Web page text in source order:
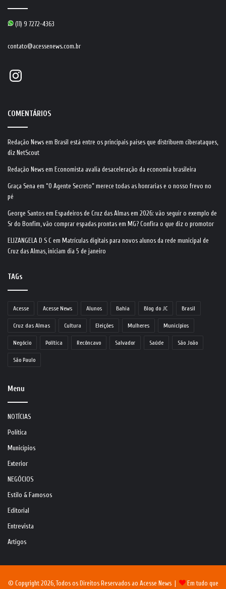
(11) 9 7272-4363
contato@acessenews.com.br
Instagram
COMENTÁRIOS
Redação News em Brasil está entre os principais países que distribuem ciberataques,
diz NetScout
Redação News em Economista avalia desaceleração da economia brasileira
Graça Sena em “O Agente Secreto” merece todas as honrarias e o nosso frevo no
pé
George Santos em Espadeiros de Cruz das Almas em 2026: vão seguir o exemplo de
Sr do Bonfim, vão comprar espadas prontas em MG? Confira o que diz o promotor
ELIZANGELA D S C em Matrículas digitais para novos alunos da rede municipal de
Cruz das Almas, iniciam dia 5 de janeiro
TAGs
Acesse Acesse News Alunos Bahia Blog do JC Brasil
Cruz das Almas Cultura Eleições Mulheres Municípios
Negócio Política Recôncavo Salvador Saúde São João
São Paulo
Menu
NOTÍCIAS
Política
Municípios
Exterior
NEGÓCIOS
Estilo & Famosos
Editorial
Entrevista
Artigos
© Copyright 2026, Todos os Direitos Reservados ao Acesse News | Em tudo que